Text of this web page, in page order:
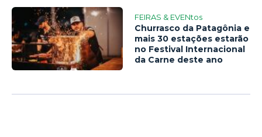
FEIRAS & EVENtos
Churrasco da Patagônia e
mais 30 estações estarão
no Festival Internacional
da Carne deste ano